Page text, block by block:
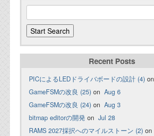
Recent Posts
PICによるLEDドライバボードの設計 (4) on
GameFSMの改良 (25) on Aug 6
GameFSMの改良 (24) on Aug 3
bitmap editorの開発 on Jul 28
RAMS 2027採択へのマイルストーン (2) on